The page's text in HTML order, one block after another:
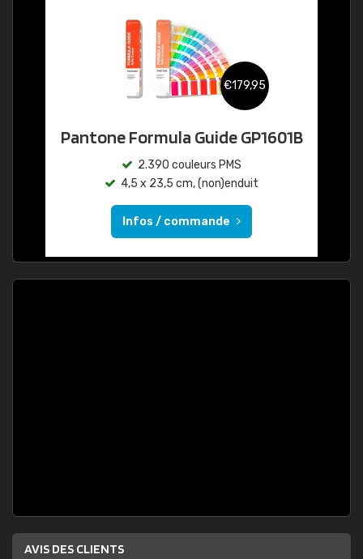
€179,95
Pantone Formula Guide GP1601B
2.390 couleurs PMS
4,5 x 23,5 cm, (non)enduit
Infos / commande
AVIS DES CLIENTS